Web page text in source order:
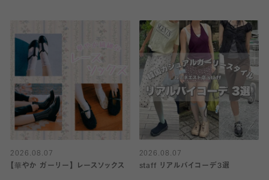
2026.08.07
【華やか ガーリー】 レースソックス
2026.08.07
staff リアルバイコーデ3選